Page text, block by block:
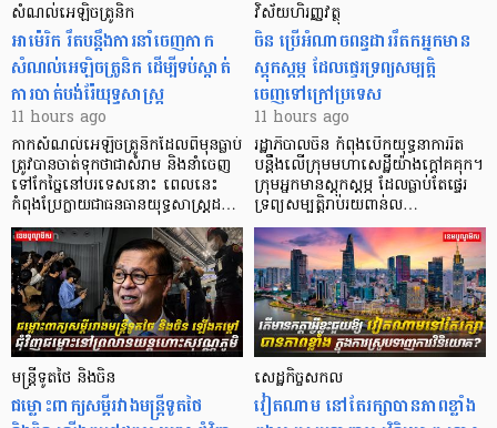
សំណល់អេឡិចត្រូនិក
អាម៉េរិក រឹតបន្តឹងការនាំចេញកាក
សំណល់អេឡិចត្រូនិក ដើម្បីទប់ស្កាត់
ការបាត់បង់រ៉ែយុទ្ធសាស្ត្រ
11 hours ago
កាក​សំណល់​អេឡិច​ត្រូនិកដែល​ពីមុនធ្លាប់​
ត្រូវបានចាត់ទុកថាជាសំរាម និងនាំចេញ
ទៅកែច្នៃនៅបរទេស​នោះ ពេលនេះ
កំពុងប្រែក្លាយជាធនធានយុទ្ធសាស្ត្រដ…
វិស័យហិរញ្ញវត្ថុ
ចិន ប្រើ​អំណាចពន្ធដាររឹតកអ្នកមាន
ស្ដុកស្ដម្ភ ដែលផ្ទេរទ្រព្យសម្បត្តិ
ចេញទៅក្រៅប្រទេស
11 hours ago
រដ្ឋាភិបាលចិន កំពុងបើកយុទ្ធនាការរឹត
បន្តឹងលើក្រុមមហាសេដ្ឋី​យ៉ាង​ក្ដៅគគុក។
​ក្រុមអ្នកមានស្ដុកស្ដម្ភ ដែល​ធ្លាប់​តែផ្ទេរ
ទ្រព្យសម្បត្តិរាប់រយពាន់ល…
មន្ត្រីទូតថៃ និងចិន
ជម្លោះពាក្យសម្តីរវាងមន្ត្រីទូតថៃ
សេដ្ឋកិច្ចសកល
វៀតណាម នៅតែរក្សាបានភាពខ្លាំង